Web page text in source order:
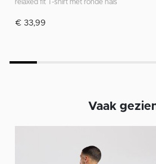
relaxed fit T-shirt met ronde hals
€ 33,99
Vaak